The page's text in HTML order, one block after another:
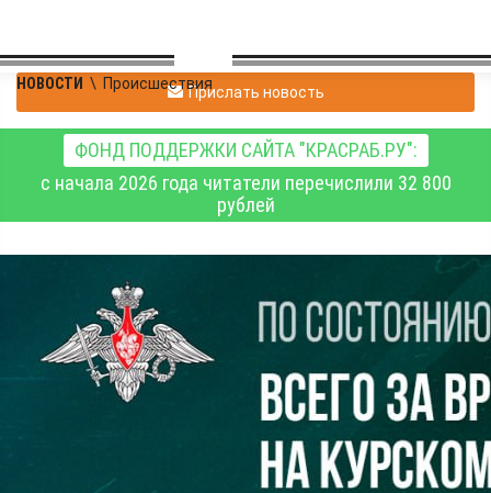
НОВОСТИ \ ПроисшествияПрислать новость
ФОНД ПОДДЕРЖКИ САЙТА "КРАСРАБ.РУ":
с начала 2026 года читатели перечислили 32 800
рублей
Продолжается
вытеснение ВСУ из
Курской области.
Данные на 23 марта